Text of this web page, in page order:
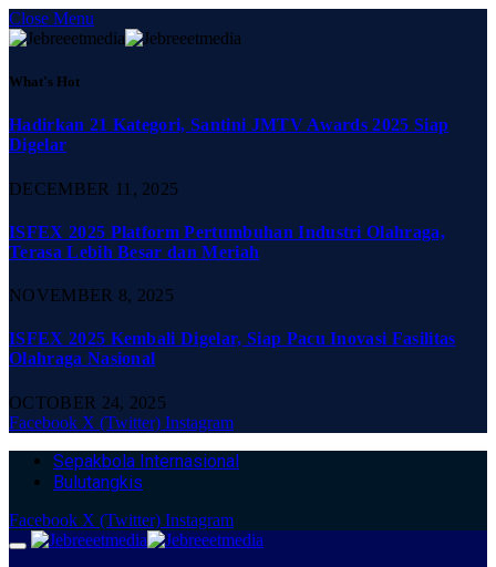
Close Menu
What's Hot
Hadirkan 21 Kategori, Santini JMTV Awards 2025 Siap
Digelar
DECEMBER 11, 2025
ISFEX 2025 Platform Pertumbuhan Industri Olahraga,
Terasa Lebih Besar dan Meriah
NOVEMBER 8, 2025
ISFEX 2025 Kembali Digelar, Siap Pacu Inovasi Fasilitas
Olahraga Nasional
OCTOBER 24, 2025
Facebook X (Twitter) Instagram
Sepakbola Internasional
Bulutangkis
Facebook X (Twitter) Instagram